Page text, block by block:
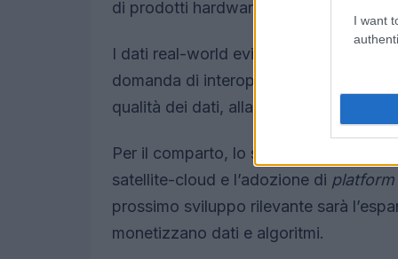
I want
di prodotti hardware tradizionali.
I dati real-world evidenziano una
domanda di interoperabilità. Ciò pone
qualità dei dati, alla governance e alla
Per il comparto, lo sviluppo atteso
satellite-cloud e l’adozione di
prossimo sviluppo rilevante sarà
monetizzano dati e algoritmi.